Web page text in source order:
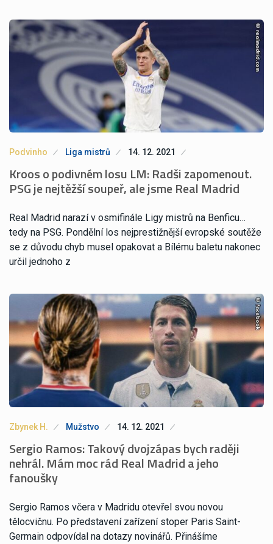
Podvinho Liga mistrů 14. 12. 2021
Kroos o podivném losu LM: Radši zapomenout.
PSG je nejtěžší soupeř, ale jsme Real Madrid
Real Madrid narazí v osmifinále Ligy mistrů na Benficu…
tedy na PSG. Pondělní los nejprestižnější evropské soutěže
se z důvodu chyb musel opakovat a Bílému baletu nakonec
určil jednoho z
Zbynek H. Mužstvo 14. 12. 2021
Sergio Ramos: Takový dvojzápas bych raději
nehrál. Mám moc rád Real Madrid a jeho
fanoušky
Sergio Ramos včera v Madridu otevřel svou novou
tělocvičnu. Po představení zařízení stoper Paris Saint-
Germain odpovídal na dotazy novinářů. Přinášíme